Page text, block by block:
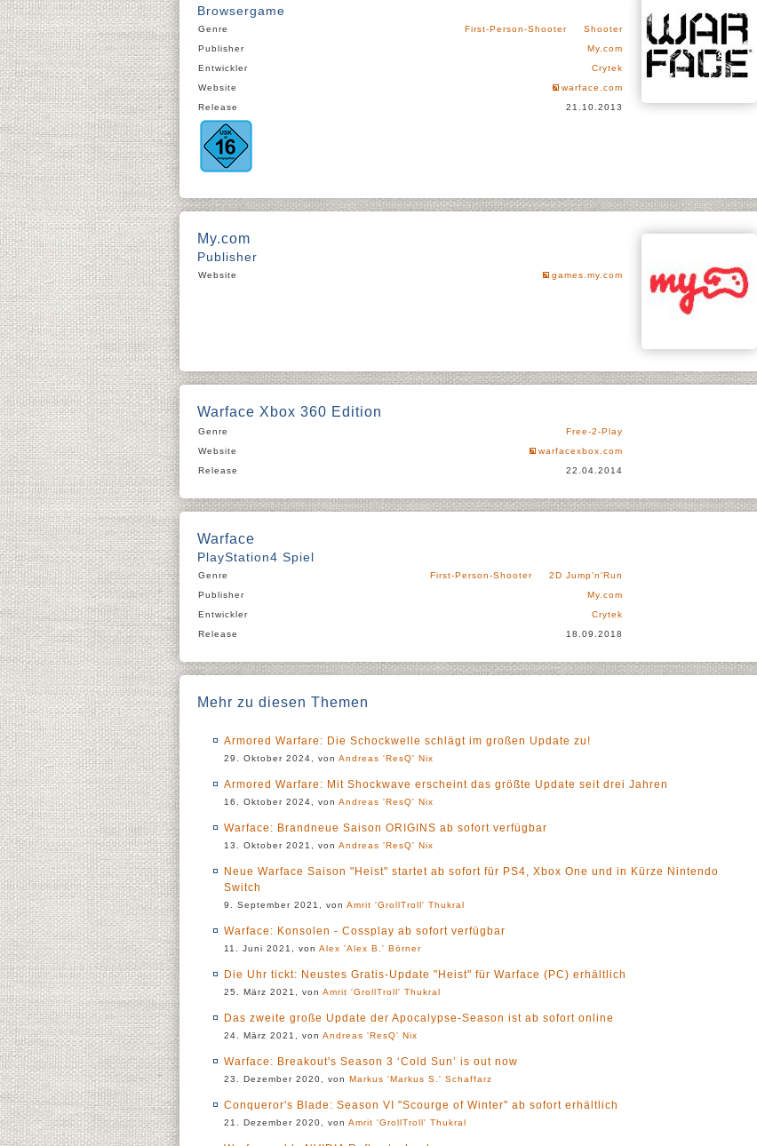
Browsergame
Genre First-Person-Shooter
Shooter
Publisher
My.com
Entwickler
Crytek
Website
warface.com
Release
21.10.2013
My.com
Publisher
Website games.my.com
Warface Xbox 360 Edition
Genre
Free-2-Play
Website
warfacexbox.com
Release
22.04.2014
Warface
PlayStation4 Spiel
Genre First-Person-Shooter
2D Jump'n'Run
Publisher
My.com
Entwickler
Crytek
Release
18.09.2018
Mehr zu diesen Themen
Armored Warfare: Die Schockwelle schlägt im großen Update zu!
29. Oktober 2024, von Andreas 'ResQ' Nix
Armored Warfare: Mit Shockwave erscheint das größte Update seit drei Jahren
16. Oktober 2024, von Andreas 'ResQ' Nix
Warface: Brandneue Saison ORIGINS ab sofort verfügbar
13. Oktober 2021, von Andreas 'ResQ' Nix
Neue Warface Saison "Heist" startet ab sofort für PS4, Xbox One und in Kürze Nintendo
Switch
9. September 2021, von Amrit 'GrollTroll' Thukral
Warface: Konsolen - Cossplay ab sofort verfügbar
11. Juni 2021, von Alex 'Alex B.' Börner
Die Uhr tickt: Neustes Gratis-Update "Heist" für Warface (PC) erhältlich
25. März 2021, von Amrit 'GrollTroll' Thukral
Das zweite große Update der Apocalypse-Season ist ab sofort online
24. März 2021, von Andreas 'ResQ' Nix
Warface: Breakout's Season 3 ‘Cold Sun’ is out now
23. Dezember 2020, von Markus 'Markus S.' Schaffarz
Conqueror's Blade: Season VI "Scourge of Winter" ab sofort erhältlich
21. Dezember 2020, von Amrit 'GrollTroll' Thukral